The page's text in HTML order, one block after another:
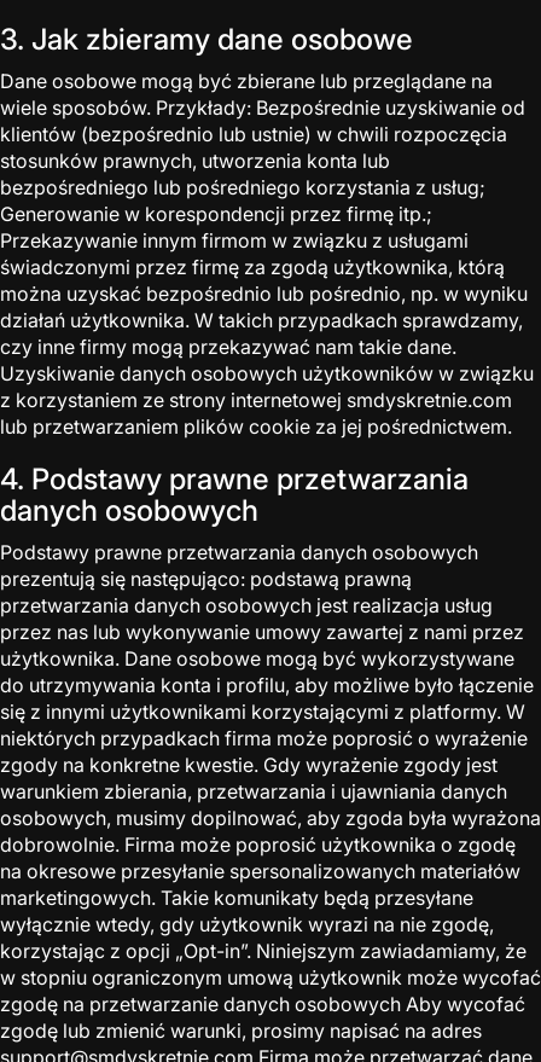
3. Jak zbieramy dane osobowe
Dane osobowe mogą być zbierane lub przeglądane na
wiele sposobów. Przykłady: Bezpośrednie uzyskiwanie od
klientów (bezpośrednio lub ustnie) w chwili rozpoczęcia
stosunków prawnych, utworzenia konta lub
bezpośredniego lub pośredniego korzystania z usług;
Generowanie w korespondencji przez firmę itp.;
Przekazywanie innym firmom w związku z usługami
świadczonymi przez firmę za zgodą użytkownika, którą
można uzyskać bezpośrednio lub pośrednio, np. w wyniku
działań użytkownika. W takich przypadkach sprawdzamy,
czy inne firmy mogą przekazywać nam takie dane.
Uzyskiwanie danych osobowych użytkowników w związku
z korzystaniem ze strony internetowej smdyskretnie.com
lub przetwarzaniem plików cookie za jej pośrednictwem.
4. Podstawy prawne przetwarzania
danych osobowych
Podstawy prawne przetwarzania danych osobowych
prezentują się następująco: podstawą prawną
przetwarzania danych osobowych jest realizacja usług
przez nas lub wykonywanie umowy zawartej z nami przez
użytkownika. Dane osobowe mogą być wykorzystywane
do utrzymywania konta i profilu, aby możliwe było łączenie
się z innymi użytkownikami korzystającymi z platformy. W
niektórych przypadkach firma może poprosić o wyrażenie
zgody na konkretne kwestie. Gdy wyrażenie zgody jest
warunkiem zbierania, przetwarzania i ujawniania danych
osobowych, musimy dopilnować, aby zgoda była wyrażona
dobrowolnie. Firma może poprosić użytkownika o zgodę
na okresowe przesyłanie spersonalizowanych materiałów
marketingowych. Takie komunikaty będą przesyłane
wyłącznie wtedy, gdy użytkownik wyrazi na nie zgodę,
korzystając z opcji „Opt-in”. Niniejszym zawiadamiamy, że
w stopniu ograniczonym umową użytkownik może wycofać
zgodę na przetwarzanie danych osobowych Aby wycofać
zgodę lub zmienić warunki, prosimy napisać na adres
support@smdyskretnie.com Firma może przetwarzać dane